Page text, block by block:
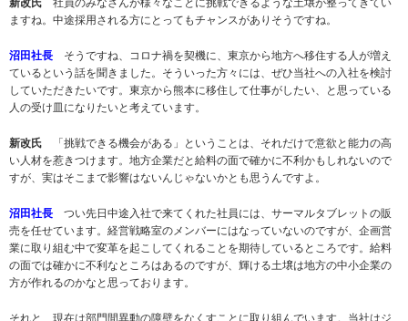
新改氏 社員のみなさんが様々なことに挑戦できるような土壌が整ってきてい
ますね。中途採用される方にとってもチャンスがありそうですね。
沼田社長 そうですね、コロナ禍を契機に、東京から地方へ移住する人が増え
ているという話を聞きました。そういった方々には、ぜひ当社への入社を検討
していただきたいです。東京から熊本に移住して仕事がしたい、と思っている
人の受け皿になりたいと考えています。
新改氏 「挑戦できる機会がある」ということは、それだけで意欲と能力の高
い人材を惹きつけます。地方企業だと給料の面で確かに不利かもしれないので
すが、実はそこまで影響はないんじゃないかとも思うんですよ。
沼田社長 つい先日中途入社で来てくれた社員には、サーマルタブレットの販
売を任せています。経営戦略室のメンバーにはなっていないのですが、企画営
業に取り組む中で変革を起こしてくれることを期待しているところです。給料
の面では確かに不利なところはあるのですが、輝ける土壌は地方の中小企業の
方が作れるのかなと思っております。